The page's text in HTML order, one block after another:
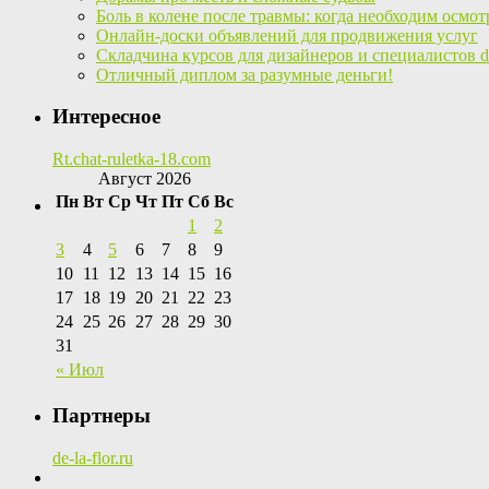
Боль в колене после травмы: когда необходим
Онлайн-доски объявлений для продвижения услуг
Складчина курсов для дизайнеров и специалистов
Отличный диплом за разумные деньги!
Интересное
Rt.chat-ruletka-18.com
Август 2026
Пн Вт Ср Чт Пт Сб Вс
« Июл
1
2
3
4 5 6 7 8
9
10 11 12 13 14 15 16
17 18 19 20 21 22 23
24 25 26 27 28 29 30
31
Партнеры
de-la-flor.ru